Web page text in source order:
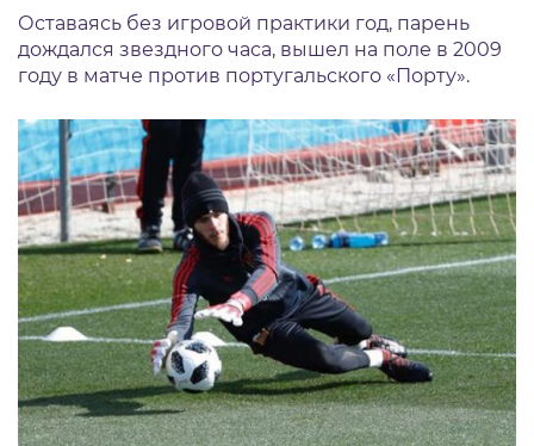
Оставаясь без игровой практики год, парень
дождался звездного часа, вышел на поле в 2009
году в матче против португальского «Порту».